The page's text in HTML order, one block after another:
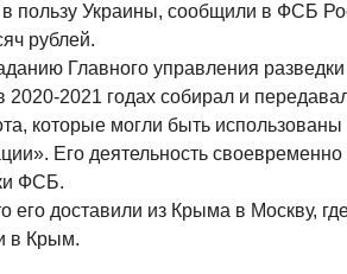
пользу Украины, сообщили в ФСБ
рублей.
Главного управления разведки
2021 годах собирал и
которые могли быть использованы
Его деятельность своевременно
ФСБ.
его доставили из Крыма в Москву,
в Крым.